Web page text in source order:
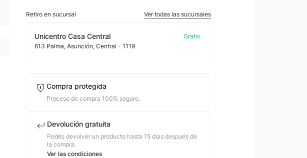
Retiro en sucursal Ver todas las sucursales
Unicentro Casa Central
613 Palma, Asunción, Central - 1119
Compra protegida
Proceso de compra 100% seguro.
Devolución gratuita
Podés devolver un producto hasta 15 días después de
la compra.
Ver las condiciones